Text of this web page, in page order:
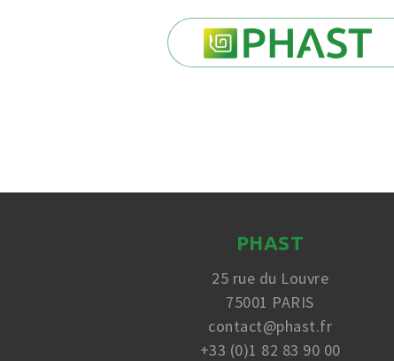
PHAST
25 rue du Louvre
75001 PARIS
contact@phast.fr
+33 (0)1 82 83 90 00